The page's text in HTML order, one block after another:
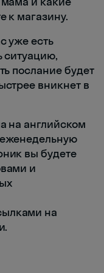
к магазину.
уже есть
ситуацию,
послание будет
вникнет в
на английском
вы будете
и
на